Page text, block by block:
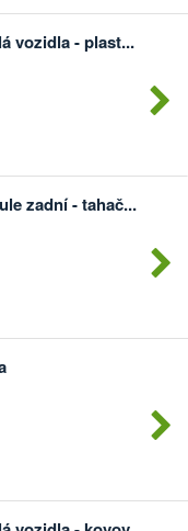
vozidla - plast...
zadní - tahač...